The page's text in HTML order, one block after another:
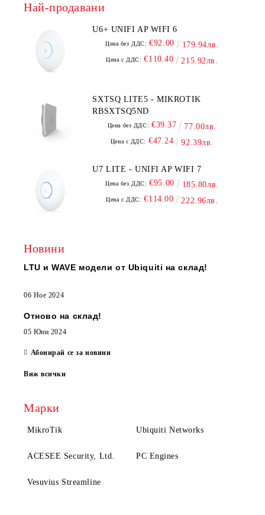
Най-продавани
U6+ UNIFI AP WIFI 6
Цена без ДДС: €92.00 179.94лв.
Цена с ДДС: €110.40 215.92лв.
SXTSQ LITE5 - MIKROTIK
RBSXTSQ5ND
Цена без ДДС: €39.37 77.00лв.
Цена с ДДС: €47.24 92.39лв.
U7 LITE - UNIFI AP WIFI 7
Цена без ДДС: €95.00 185.80лв.
Цена с ДДС: €114.00 222.96лв.
Новини
LTU и WAVE модели от Ubiquiti на склад!
06 Ное 2024
Отново на склад!
05 Юни 2024
Абонирай се за новини
Виж всички
Марки
MikroTik Ubiquiti Networks
ACESEE Security, Ltd. PC Engines
Vesuvius Streamline